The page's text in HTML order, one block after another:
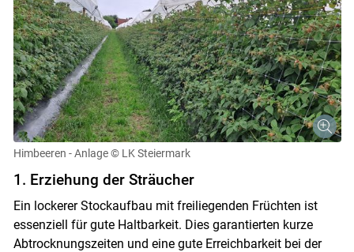
Himbeeren - Anlage © LK Steiermark
1. Erziehung der Sträucher
Ein lockerer Stockaufbau mit freiliegenden Früchten ist
essenziell für gute Haltbarkeit. Dies garantierten kurze
Abtrocknungszeiten und eine gute Erreichbarkeit bei der